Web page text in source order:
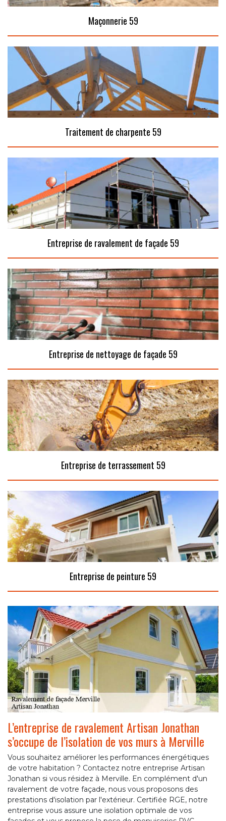
Maçonnerie 59
Traitement de charpente 59
Entreprise de ravalement de façade 59
Entreprise de nettoyage de façade 59
Entreprise de terrassement 59
Entreprise de peinture 59
L’entreprise de ravalement Artisan Jonathan
s’occupe de l’isolation de vos murs à Merville
Vous souhaitez améliorer les performances énergétiques
de votre habitation ? Contactez notre entreprise Artisan
Jonathan si vous résidez à Merville. En complément d'un
ravalement de votre façade, nous vous proposons des
prestations d'isolation par l'extérieur. Certifiée RGE, notre
entreprise vous assure une isolation optimale de vos